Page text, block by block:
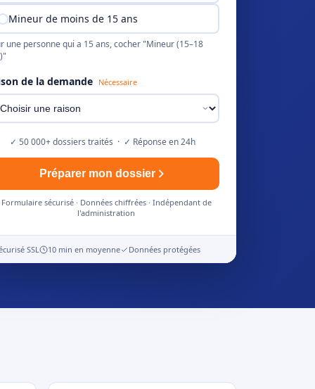
Mineur de moins de 15 ans
une personne qui a 15 ans, cocher "Mineur (15–18
de la demande Nécessaire
✓ 50 000+ dossiers traités · ✓ Réponse en 24h
Préparer mon dossier
Formulaire sécurisé · Données chiffrées · Indépendant de
l'administration
SSL 10 min en moyenne Données protégées